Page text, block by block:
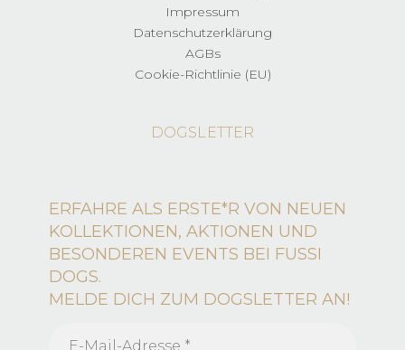
Impressum
Datenschutzerklärung
AGBs
Cookie-Richtlinie (EU)
DOGSLETTER
ERFAHRE ALS ERSTE*R VON NEUEN
KOLLEKTIONEN, AKTIONEN UND
BESONDEREN EVENTS BEI FUSSI
DOGS.
MELDE DICH ZUM DOGSLETTER AN!